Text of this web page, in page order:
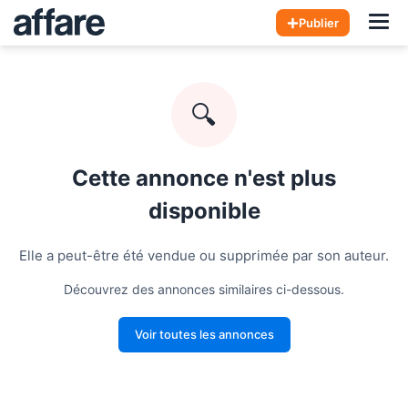
Publier
🔍
Cette annonce n'est plus
disponible
Elle a peut-être été vendue ou supprimée par son auteur.
Découvrez des annonces similaires ci-dessous.
Voir toutes les annonces